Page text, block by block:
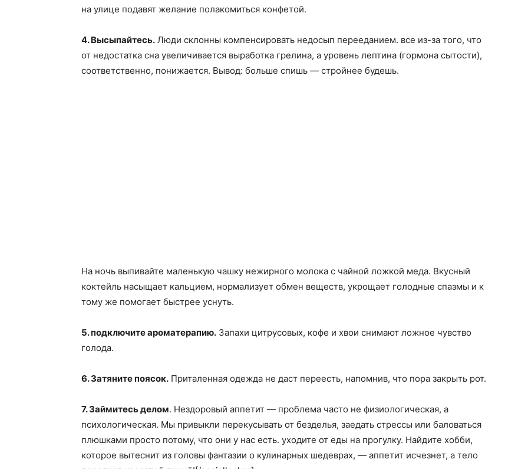
на улице подавят желание полакомиться конфетой.
4. Высыпайтесь. Люди склонны компенсировать недосып перееданием. все из-за того, что
от недостатка сна увеличивается выработка грелина, а уровень лептина (гормона сытости),
соответственно, понижается. Вывод: больше спишь — стройнее будешь.
На ночь выпивайте маленькую чашку нежирного молока с чайной ложкой меда. Вкусный
коктейль насыщает кальцием, нормализует обмен веществ, укрощает голодные спазмы и к
тому же помогает быстрее уснуть.
5. подключите ароматерапию. Запахи цитрусовых, кофе и хвои снимают ложное чувство
голода.
6. Затяните поясок. Приталенная одежда не даст переесть, напомнив, что пора закрыть рот.
7. Займитесь делом. Нездоровый аппетит — проблема часто не физиологическая, а
психологическая. Мы привыкли перекусывать от безделья, заедать стрессы или баловаться
плюшками просто потому, что они у нас есть. уходите от еды на прогулку. Найдите хобби,
которое вытеснит из головы фантазии о кулинарных шедеврах, — аппетит исчезнет, а тело